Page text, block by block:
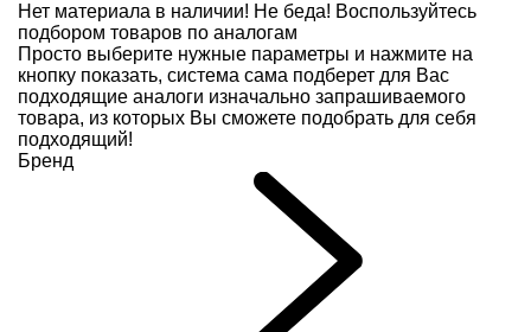
Нет материала в наличии! Не беда! Воспользуйтесь
подбором товаров по аналогам
Просто выберите нужные параметры и нажмите на
кнопку показать, система сама подберет для Вас
подходящие аналоги изначально запрашиваемого
товара, из которых Вы сможете подобрать для себя
подходящий!
Бренд